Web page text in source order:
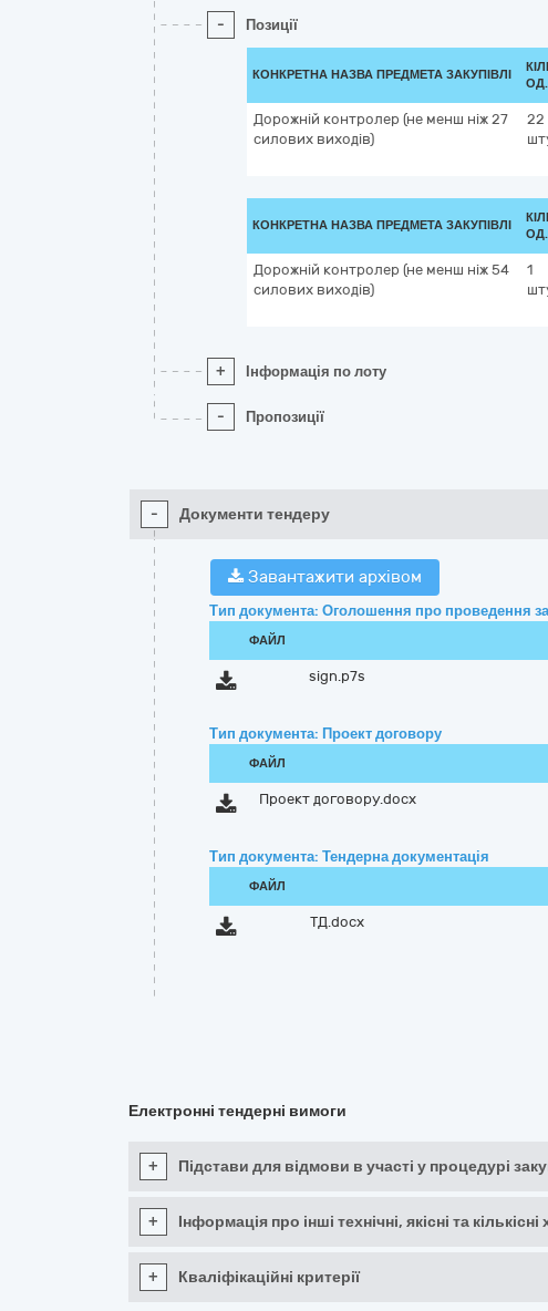
- Позиції
КОНКРЕТНА НАЗВА ПРЕДМЕТА ЗАКУПІВЛІ
Дорожній контролер (не менш ніж 27
силових виходів)
22
КОНКРЕТНА НАЗВА ПРЕДМЕТА ЗАКУПІВЛІ
Дорожній контролер (не менш ніж 54
силових виходів)
1
+ Інформація по лоту
- Пропозиції
- Документи тендеру
Завантажити архівом
Тип документа: Оголошення про проведення
ФАЙЛ
sign.p7s
Тип документа: Проект договору
ФАЙЛ
Проект договору.docx
Тип документа: Тендерна документація
ФАЙЛ
ТД.docx
Електронні тендерні вимоги
+ Підстави для відмови в участі у процедурі
+ Інформація про інші технічні, якісні та
+ Кваліфікаційні критерії